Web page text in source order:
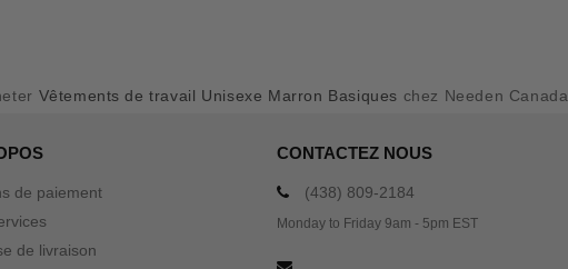
Vêtements de travail Unisexe Marron Basiques chez Needen Canada
de paiement
de livraison
CONTACTEZ NOUS
(438) 809-2184
Monday to Friday 9am - 5pm EST